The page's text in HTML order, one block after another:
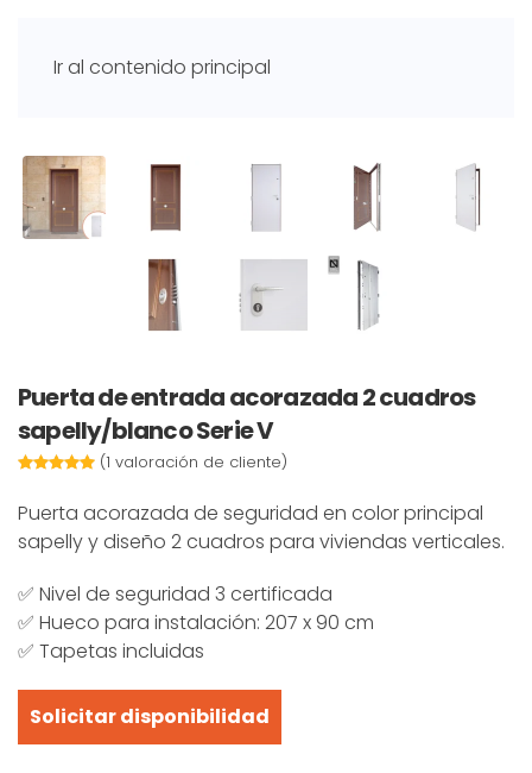
Ir al contenido principal
Puerta de entrada acorazada 2 cuadros
sapelly/blanco Serie V
Valorado5.00sobre 5 basado en
1(1 valoración de cliente)
Puerta acorazada de seguridad en color principal
sapelly y diseño 2 cuadros para viviendas verticales.
✅ Nivel de seguridad 3 certificada
✅ Hueco para instalación: 207 x 90 cm
✅ Tapetas incluidas
Solicitar disponibilidad